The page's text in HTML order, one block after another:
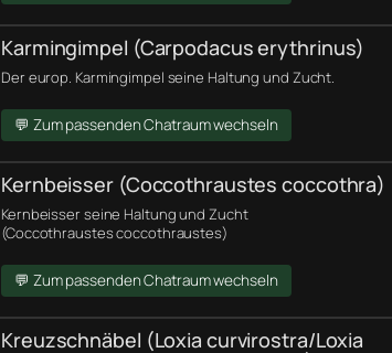
Karmingimpel (Carpodacus erythrinus)
Der europ. Karmingimpel seine Haltung und Zucht.
💬 Zum passenden Chatraum wechseln
Kernbeisser (Coccothraustes coccothra)
Kernbeisser seine Haltung und Zucht
(Coccothraustes coccothraustes)
💬 Zum passenden Chatraum wechseln
Kreuzschnäbel (Loxia curvirostra/Loxia